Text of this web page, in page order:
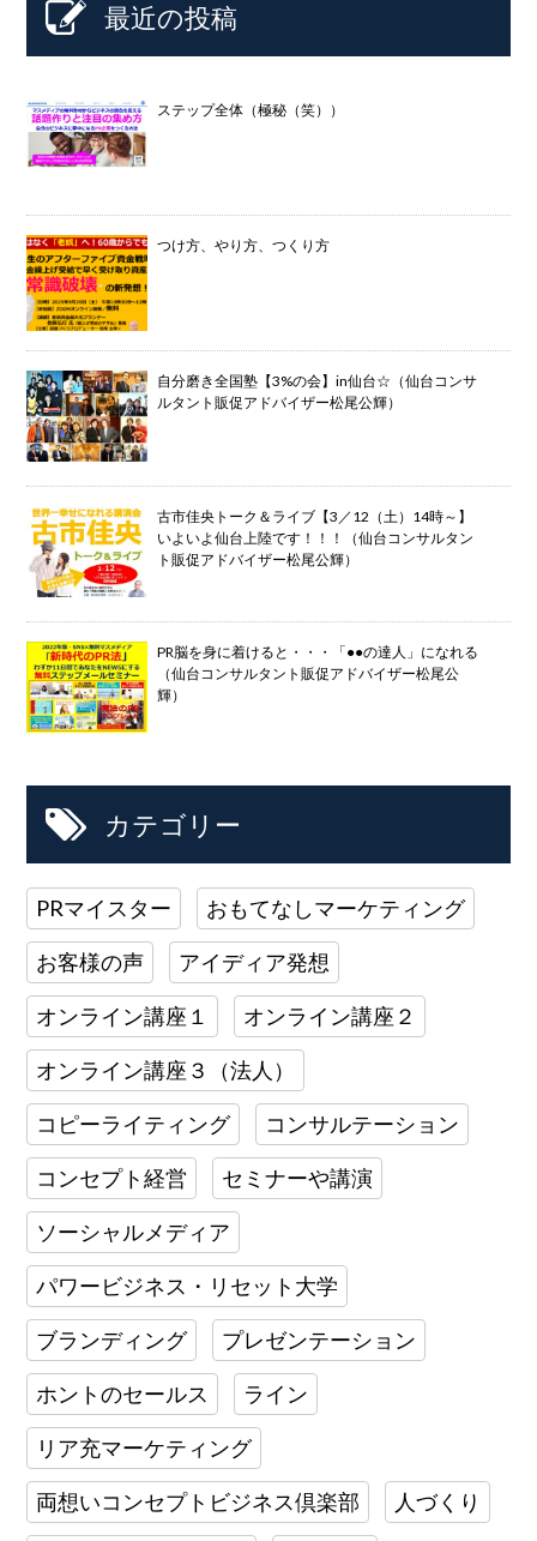
最近の投稿
ステップ全体（極秘（笑））
つけ方、やり方、つくり方
自分磨き全国塾【3%の会】in仙台☆（仙台コンサ
ルタント販促アドバイザー松尾公輝）
古市佳央トーク＆ライブ【3／12（土）14時～】
いよいよ仙台上陸です！！！（仙台コンサルタン
ト販促アドバイザー松尾公輝）
PR脳を身に着けると・・・「●●の達人」になれる
（仙台コンサルタント販促アドバイザー松尾公
輝）
カテゴリー
PRマイスター おもてなしマーケティング
お客様の声 アイディア発想
オンライン講座１ オンライン講座２
オンライン講座３（法人）
コピーライティング コンサルテーション
コンセプト経営 セミナーや講演
ソーシャルメディア
パワービジネス・リセット大学
ブランディング プレゼンテーション
ホントのセールス ライン
リア充マーケティング
両想いコンセプトビジネス倶楽部 人づくり